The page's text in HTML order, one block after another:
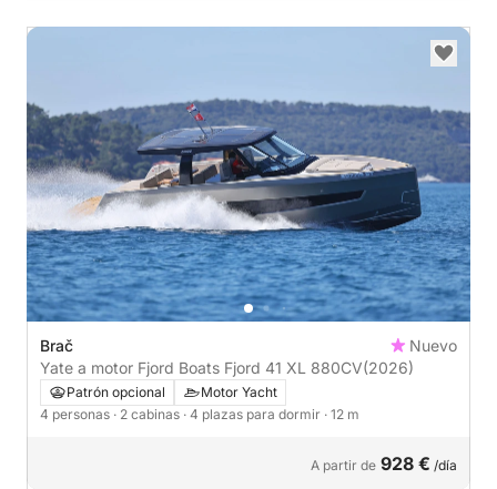
Brač
Nuevo
Yate a motor Fjord Boats Fjord 41 XL 880CV(2026)
Patrón opcional
Motor Yacht
4 personas · 2 cabinas · 4 plazas para dormir · 12 m
A partir de 928 € /día